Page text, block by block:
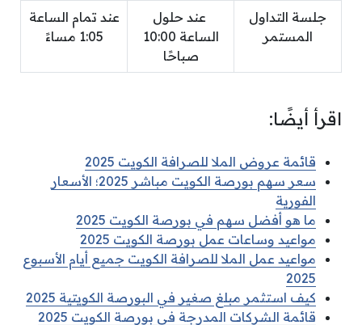
جلسة التداول
المستمر
عند حلول
الساعة 10:00
صباحًا
عند تمام الساعة
1:05 مساءً
اقرأ أيضًا:
قائمة عروض الملا للصرافة الكويت 2025
سعر سهم بورصة الكويت مباشر 2025؛ الأسعار
الفورية
ما هو أفضل سهم في بورصة الكويت 2025
مواعيد وساعات عمل بورصة الكويت 2025
مواعيد عمل الملا للصرافة الكويت جميع أيام الأسبوع
2025
كيف استثمر مبلغ صغير في البورصة الكويتية 2025
قائمة الشركات المدرجة في بورصة الكويت 2025